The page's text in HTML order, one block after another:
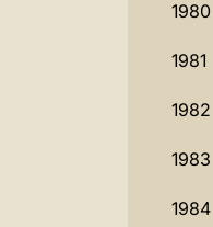
1980
1981
1982
1983
1984